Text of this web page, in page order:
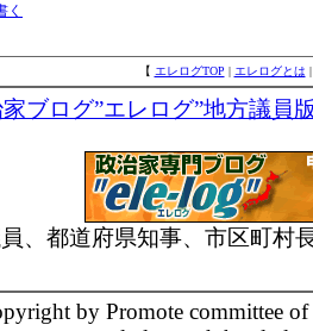
く
【 エレログTOP エレログとは
ブログ”エレログ”地方議員
、都道府県知事、市区町村
by Promote committee